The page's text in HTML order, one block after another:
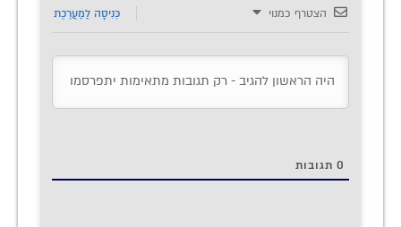
הצטרף כמנוי כְּנִיסָה לַמַעֲרֶכֶת
0 תגובות